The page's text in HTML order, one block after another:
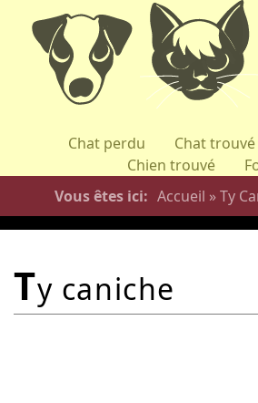
Aller
au
contenu
principal
Chat perdu Chat trouvé
Chien trouvé
Vous êtes ici
Accueil »Ty
ty caniche